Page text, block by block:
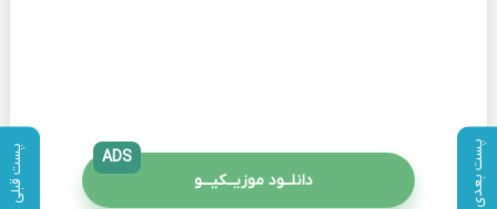
پست بعدی پست قبلی دانلــود موزیــکیـــو
ADS